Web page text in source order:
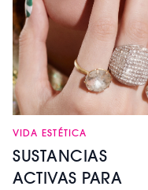
VIDA ESTÉTICA
SUSTANCIAS
ACTIVAS PARA